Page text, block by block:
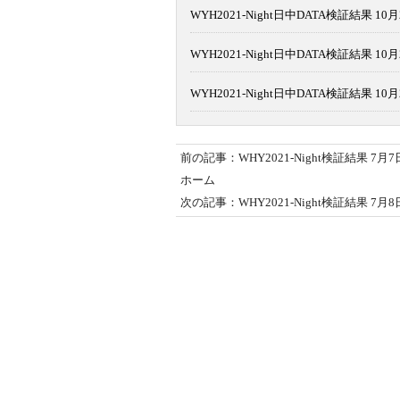
WYH2021-Night日中DATA検証結果 10月
WYH2021-Night日中DATA検証結果 10月
WYH2021-Night日中DATA検証結果 10月
前の記事：WHY2021-Night検証結果 7月7
ホーム
次の記事：WHY2021-Night検証結果 7月8